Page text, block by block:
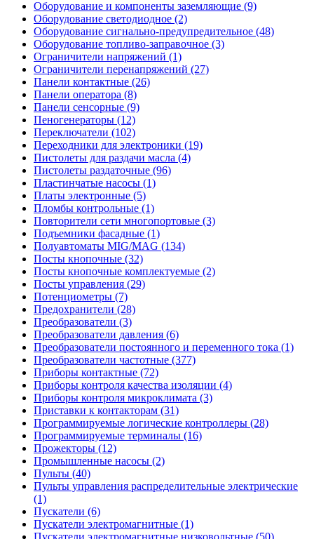
Оборудование и компоненты заземляющие (9)
Оборудование светодиодное (2)
Оборудование сигнально-предупредительное (48)
Оборудование топливо-заправочное (3)
Ограничители напряжений (1)
Ограничители перенапряжений (27)
Панели контактные (26)
Панели оператора (8)
Панели сенсорные (9)
Пеногенераторы (12)
Переключатели (102)
Переходники для электроники (19)
Пистолеты для раздачи масла (4)
Пистолеты раздаточные (96)
Пластинчатые насосы (1)
Платы электронные (5)
Пломбы контрольные (1)
Повторители сети многопортовые (3)
Подъемники фасадные (1)
Полуавтоматы MIG/MAG (134)
Посты кнопочные (32)
Посты кнопочные комплектуемые (2)
Посты управления (29)
Потенциометры (7)
Предохранители (28)
Преобразователи (3)
Преобразователи давления (6)
Преобразователи постоянного и переменного тока (1)
Преобразователи частотные (377)
Приборы контактные (72)
Приборы контроля качества изоляции (4)
Приборы контроля микроклимата (3)
Приставки к контакторам (31)
Программируемые логические контроллеры (28)
Программируемые терминалы (16)
Прожекторы (12)
Промышленные насосы (2)
Пульты (40)
Пульты управления распределительные электрические
(1)
Пускатели (6)
Пускатели электромагнитные (1)
Пускатели электромагнитные низковольтные (50)